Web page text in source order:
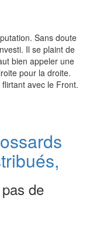
Sans doute
Il se plaint de
bien appeler une
pour la droite.
avec le Front.
de